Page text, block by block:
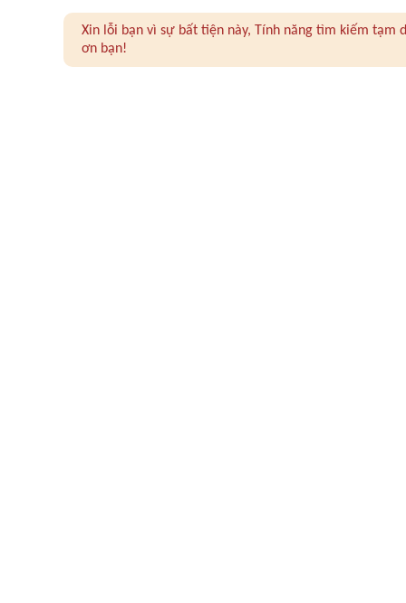
Xin lỗi bạn vì sự bất tiện này, Tính năng tìm kiếm
ơn bạn!